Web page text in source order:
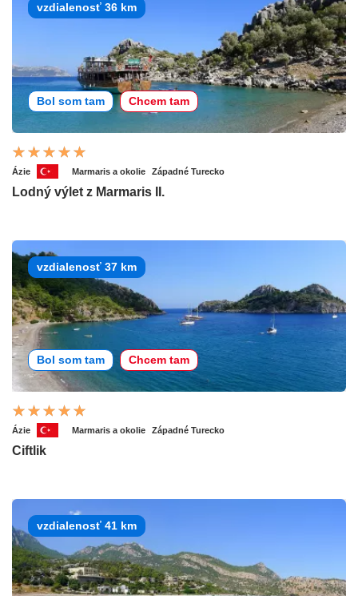
vzdialenosť 36 km
Bol som tam Chcem tam
Ázie Marmaris a okolie Západné Turecko
Lodný výlet z Marmaris II.
vzdialenosť 37 km
Bol som tam Chcem tam
Ázie Marmaris a okolie Západné Turecko
Ciftlik
vzdialenosť 41 km